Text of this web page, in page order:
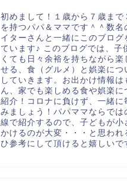
初めまして！１歳から７歳まで
を持つパパ＆ママです＾＾数名
イターさんと一緒にこのブログ
ています♪ このブログでは、子
くても日々余裕を持ちながら楽
せる、食（グルメ）と娯楽につ
していきます。お出かけ情報は
ん、家でも楽しめる食や娯楽に
紹介！コロナに負けず、一緒に
みましょう！パパママならでは
線で紹介するので、子どもが小
かけるのが大変・・・と思われ
ひ参考にして頂けると嬉しいで